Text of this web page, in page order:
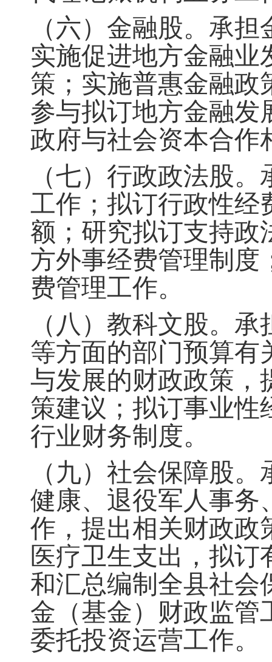
（六）金融股。 承担
实施促进地方金融业
策 ； 实施普惠金融政
参与拟订地方金融发
政府与社会资本合作
（七）行政政法股。
工作；拟订行政性经
额；研究拟订支持政
方外事经费管理制度
费管理工作。
（八）教科文股。 承
等方面的部门预算有
与发展的财政政策 ，
策建议；拟订事业性
行业财务制度。
（九）社会保障股。
健康、退役军人事务
作，提出相关财政政
医疗卫生支出，拟
和汇总编制全县社会
金（基金）财政监管
委托投资运营工作。